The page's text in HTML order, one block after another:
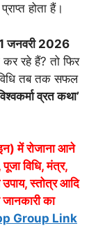
होता हैं।
जनवरी 2026
रहे हैं? तो फिर
विधि तब तक सफल
व्रत कथा’
में रोजाना आने
विधि, मंत्र,
उपाय, स्तोत्र आदि
जानकारी का
Group Link